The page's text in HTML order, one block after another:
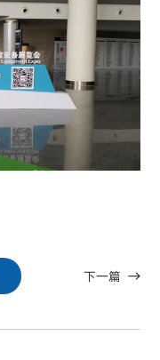
下一篇 